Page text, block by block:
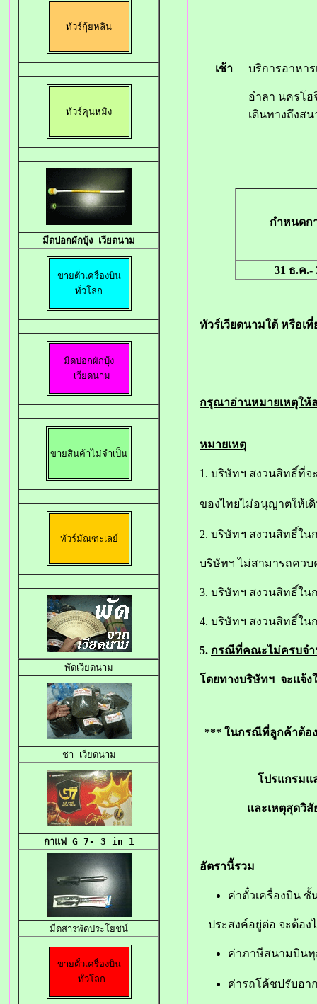
ทัวร์กุ้ยหลิน
ทัวร์คุนหมิง
มีดปอกผักบุ้ง เวียดนาม
ขายตั๋วเครื่องบิน
ทั่วโลก
มีดปอกผักบุ้ง
เวียดนาม
ขายสินค้าไม่จำเป็น
ทัวร์มัณฑะเลย์
พัดเวียดนาม
ชา เวียดนาม
กาแฟ G 7- 3 in 1
มีดสารพัดประโยชน
ขายตั๋วเครื่องบิน
ทั่วโลก
เช้า บริการอาหา
อำลา นครโฮ
เดินทางถึงส
กำหนดก
31 ธ.ค.-
ทัวร์เวียดนามใต้ หรือเ
กรุณาอ่านหมายเหตุให้
หมายเหตุ
1. บริษัทฯ สงวนสิทธิ์ที่จ
ของไทยไม่อนุญาตให้เ
2. บริษัทฯ สงวนสิทธิ์ใน
บริษัทฯ ไม่สามารถควบ
3. บริษัทฯ สงวนสิทธิ์ใน
4. บริษัทฯ สงวนสิทธิ์ใน
5. กรณีที่คณะไม่ครบจำ
โดยทางบริษัทฯ จะแจ้ง
*** ในกรณีที่ลูกค้าต้อ
โปรแกรมแ
และเหตุสุดวิ
อัตรานี้รวม
ค่าตั๋วเครื่องบิน ชั้
ประสงค์อยู่ต่อ จะต้อง
ค่าภาษีสนามบินทุ
ค่ารถโค้ชปรับอา